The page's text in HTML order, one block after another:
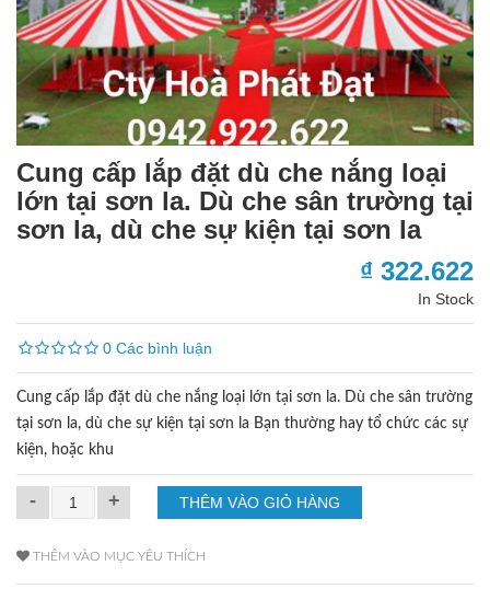
Cung cấp lắp đặt dù che nắng loại
lớn tại sơn la. Dù che sân trường tại
sơn la, dù che sự kiện tại sơn la
₫ 322.622
In Stock
0 Các bình luận
Cung cấp lắp đặt dù che nắng loại lớn tại sơn la. Dù che sân trường
tại sơn la, dù che sự kiện tại sơn la Bạn thường hay tổ chức các sự
kiện, hoặc khu
- +
THÊM VÀO MỤC YÊU THÍCH